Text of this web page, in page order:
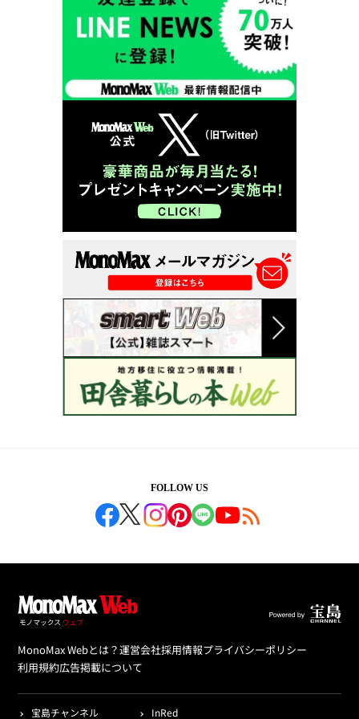
FOLLOW US
MonoMax Webとは？運営会社採用情報プライバシーポリシー
利用規約広告掲載について
宝島チャンネル InRed